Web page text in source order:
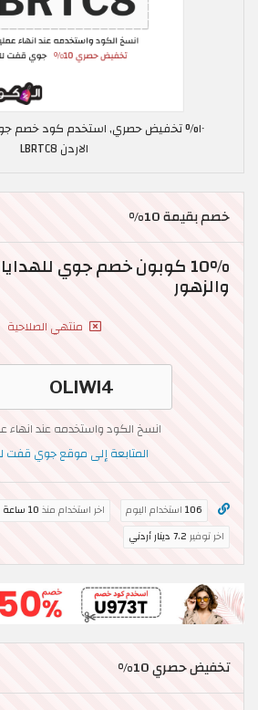
١٠% تخفيض حصري, استخدم كود خصم
الاردن LBRTC8
خصم بقيمة 10%
10% كوبون خصم جوي
والزهور
منتهي الصلاحية
انسخ الكود واستخدمه عند انهاء
المتابعة إلى موقع جوي قفت
106 استخدام اليوم اخر استخدام منذ 10 ساعة
اخر توفير 7.2 دينار أردني
تخفيض حصري 10%